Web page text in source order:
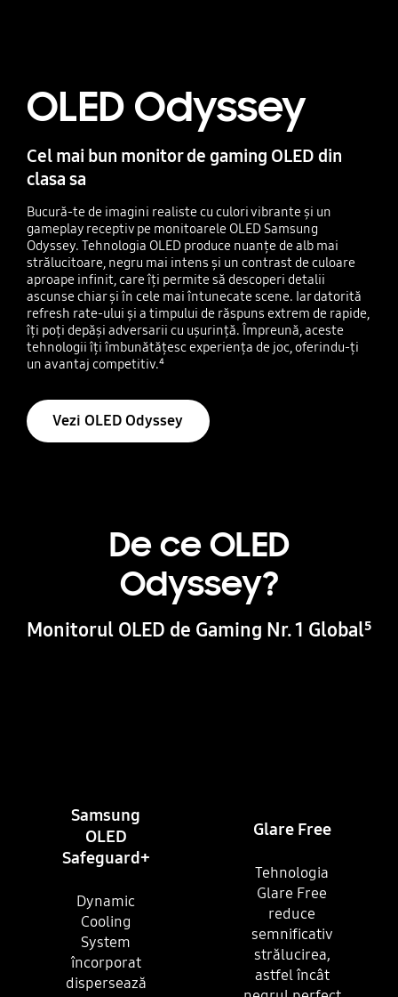
OLED Odyssey
Cel mai bun monitor de gaming OLED din
clasa sa
Bucură-te de imagini realiste cu culori vibrante și un
gameplay receptiv pe monitoarele OLED Samsung
Odyssey. Tehnologia OLED produce nuanțe de alb mai
strălucitoare, negru mai intens și un contrast de culoare
aproape infinit, care îți permite să descoperi detalii
ascunse chiar și în cele mai întunecate scene. Iar datorită
refresh rate-ului și a timpului de răspuns extrem de rapide,
îți poți depăși adversarii cu ușurință. Împreună, aceste
tehnologii îți îmbunătățesc experiența de joc, oferindu-ți
un avantaj competitiv.⁴
Vezi OLED Odyssey
De ce OLED
Odyssey?
Monitorul OLED de Gaming Nr. 1 Global⁵
Samsung
OLED
Safeguard+
Dynamic
Cooling
System
încorporat
dispersează
Glare Free
Tehnologia
Glare Free
reduce
semnificativ
strălucirea,
astfel încât